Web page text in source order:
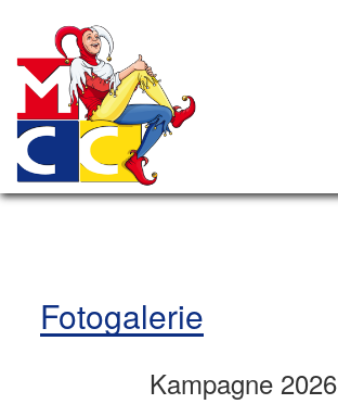
Fotogalerie
Kampagne 2026